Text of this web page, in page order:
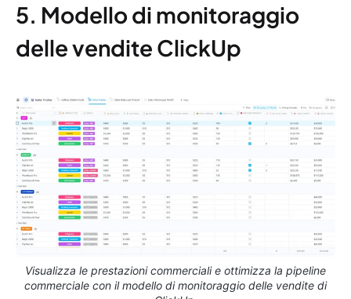
5. Modello di monitoraggio
delle vendite ClickUp
Visualizza le prestazioni commerciali e ottimizza la pipeline
commerciale con il modello di monitoraggio delle vendite di